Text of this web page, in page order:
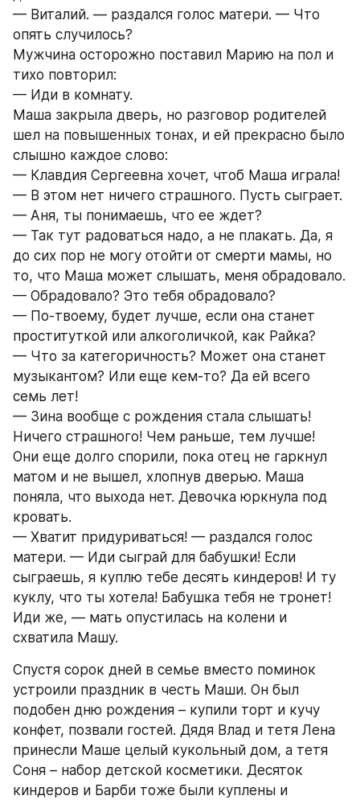
— Виталий. — раздался голос матери. — Что
опять случилось?
Мужчина осторожно поставил Марию на пол и
тихо повторил:
— Иди в комнату.
Маша закрыла дверь, но разговор родителей
шел на повышенных тонах, и ей прекрасно было
слышно каждое слово:
— Клавдия Сергеевна хочет, чтоб Маша играла!
— В этом нет ничего страшного. Пусть сыграет.
— Аня, ты понимаешь, что ее ждет?
— Так тут радоваться надо, а не плакать. Да, я
до сих пор не могу отойти от смерти мамы, но
то, что Маша может слышать, меня обрадовало.
— Обрадовало? Это тебя обрадовало?
— По-твоему, будет лучше, если она станет
проституткой или алкоголичкой, как Райка?
— Что за категоричность? Может она станет
музыкантом? Или еще кем-то? Да ей всего
семь лет!
— Зина вообще с рождения стала слышать!
Ничего страшного! Чем раньше, тем лучше!
Они еще долго спорили, пока отец не гаркнул
матом и не вышел, хлопнув дверью. Маша
поняла, что выхода нет. Девочка юркнула под
кровать.
— Хватит придуриваться! — раздался голос
матери. — Иди сыграй для бабушки! Если
сыграешь, я куплю тебе десять киндеров! И ту
куклу, что ты хотела! Бабушка тебя не тронет!
Иди же, — мать опустилась на колени и
схватила Машу.
Спустя сорок дней в семье вместо поминок
устроили праздник в честь Маши. Он был
подобен дню рождения – купили торт и кучу
конфет, позвали гостей. Дядя Влад и тетя Лена
принесли Маше целый кукольный дом, а тетя
Соня – набор детской косметики. Десяток
киндеров и Барби тоже были куплены и